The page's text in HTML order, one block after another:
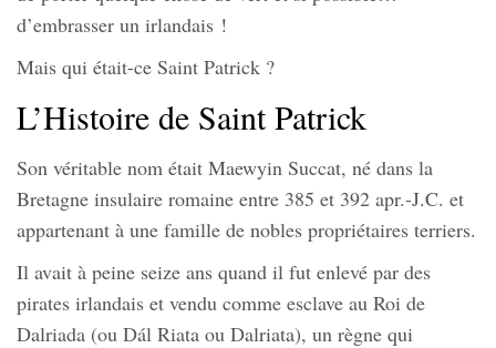
d’embrasser un irlandais !
Mais qui était-ce Saint Patrick ?
L’Histoire de Saint Patrick
Son véritable nom était Maewyin Succat, né dans la
Bretagne insulaire romaine entre 385 et 392 apr.-J.C. et
appartenant à une famille de nobles propriétaires terriers.
Il avait à peine seize ans quand il fut enlevé par des
pirates irlandais et vendu comme esclave au Roi de
Dalriada (ou Dál Riata ou Dalriata), un règne qui